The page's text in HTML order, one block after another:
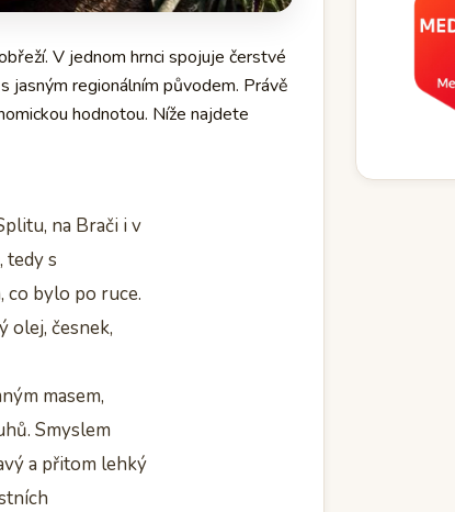
V jednom hrnci spojuje čerstvé
jasným regionálním původem. Právě
hodnotou. Níže najdete
na Brači i v
tedy s
co bylo po ruce.
olej, česnek,
masem,
Smyslem
a přitom lehký